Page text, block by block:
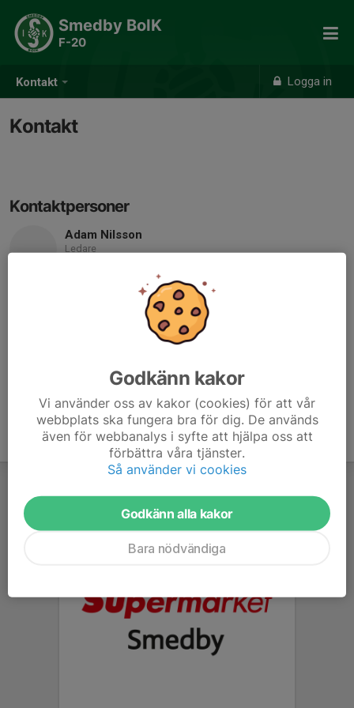
Kontakt Logga in
Smedby BoIK
F-20
Kontakt
Kontaktpersoner
Adam Nilsson
Ledare
Mobil visas bara för inloggade
E-post visas bara för inloggade
E-post visas bara för inloggade
Godkänn kakor
Vi använder oss av kakor (cookies) för att vår
webbplats ska fungera bra för dig. De används
även för webbanalys i syfte att hjälpa oss att
förbättra våra tjänster.
Så använder vi cookies
Godkänn alla kakor
Bara nödvändiga